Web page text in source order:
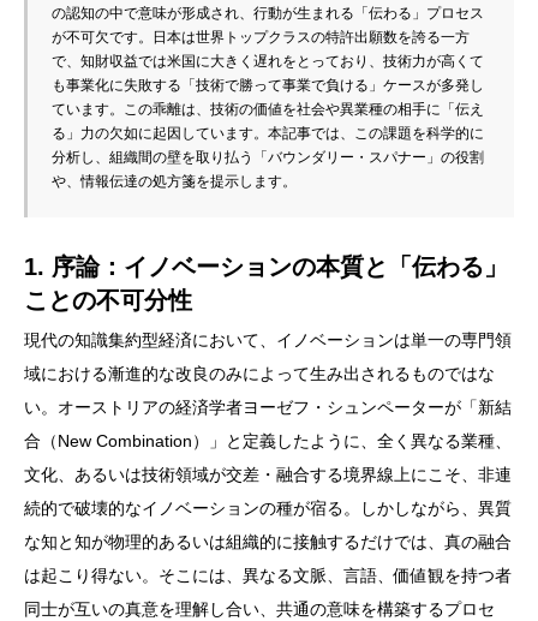
の認知の中で意味が形成され、行動が生まれる「伝わる」プロセス
が不可欠です。日本は世界トップクラスの特許出願数を誇る一方
で、知財収益では米国に大きく遅れをとっており、技術力が高くて
も事業化に失敗する「技術で勝って事業で負ける」ケースが多発し
ています。この乖離は、技術の価値を社会や異業種の相手に「伝え
る」力の欠如に起因しています。本記事では、この課題を科学的に
分析し、組織間の壁を取り払う「バウンダリー・スパナー」の役割
や、情報伝達の処方箋を提示します。
1. 序論：イノベーションの本質と「伝わる」
ことの不可分性
現代の知識集約型経済において、イノベーションは単一の専門領
域における漸進的な改良のみによって生み出されるものではな
い。オーストリアの経済学者ヨーゼフ・シュンペーターが「新結
合（New Combination）」と定義したように、全く異なる業種、
文化、あるいは技術領域が交差・融合する境界線上にこそ、非連
続的で破壊的なイノベーションの種が宿る。しかしながら、異質
な知と知が物理的あるいは組織的に接触するだけでは、真の融合
は起こり得ない。そこには、異なる文脈、言語、価値観を持つ者
同士が互いの真意を理解し合い、共通の意味を構築するプロセ